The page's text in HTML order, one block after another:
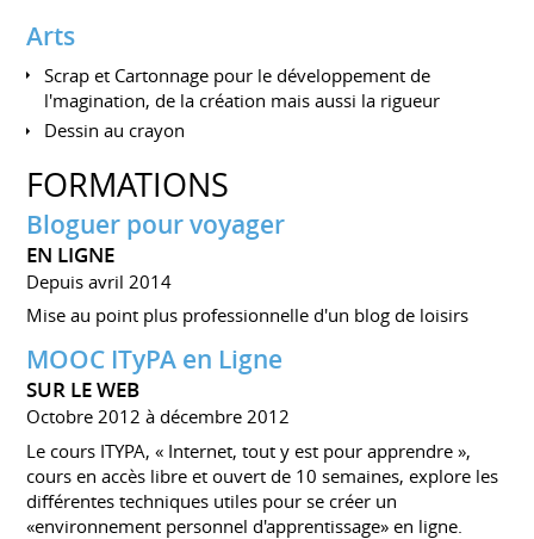
Arts
Scrap et Cartonnage pour le développement de
l'magination, de la création mais aussi la rigueur
Dessin au crayon
FORMATIONS
Bloguer pour voyager
EN LIGNE
Depuis avril 2014
Mise au point plus professionnelle d'un blog de loisirs
MOOC ITyPA en Ligne
SUR LE WEB
Octobre 2012 à décembre 2012
Le cours ITYPA, « Internet, tout y est pour apprendre »,
cours en accès libre et ouvert de 10 semaines, explore les
différentes techniques utiles pour se créer un
«environnement personnel d'apprentissage» en ligne.